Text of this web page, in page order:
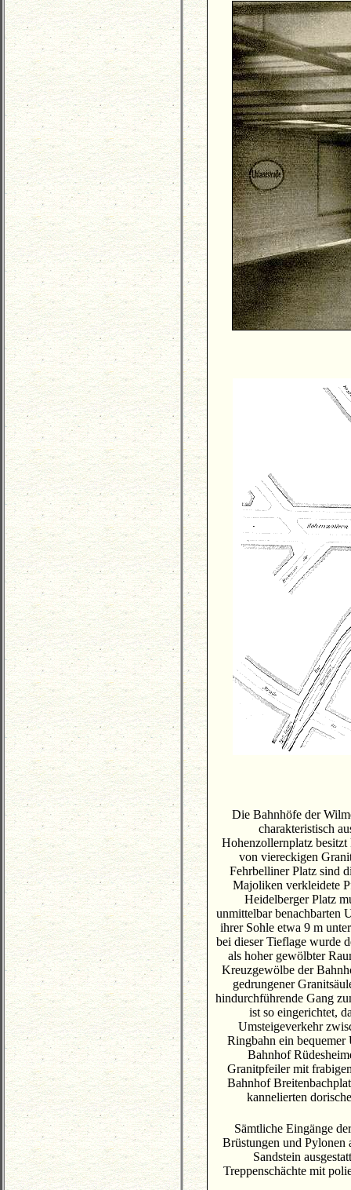
Die Bahnhöfe der
charakteristisch
Hohenzollernplatz besitzt
von viereckigen
Fehrbelliner Platz sind
Majoliken verkleidete
Heidelberger Platz
unmittelbar benachbarten
ihrer Sohle etwa 9 m
bei dieser Tieflage wurde
als hoher gewölbter
Kreuzgewölbe der
gedrungener
hindurchführende Gang
ist so eingerichtet,
Umsteigeverkehr
Ringbahn ein
Bahnhof
Granitpfeiler mit
Bahnhof
kannelierten
Sämtliche Eingänge
Brüstungen und Pylonen
Sandstein
Treppenschächte mit